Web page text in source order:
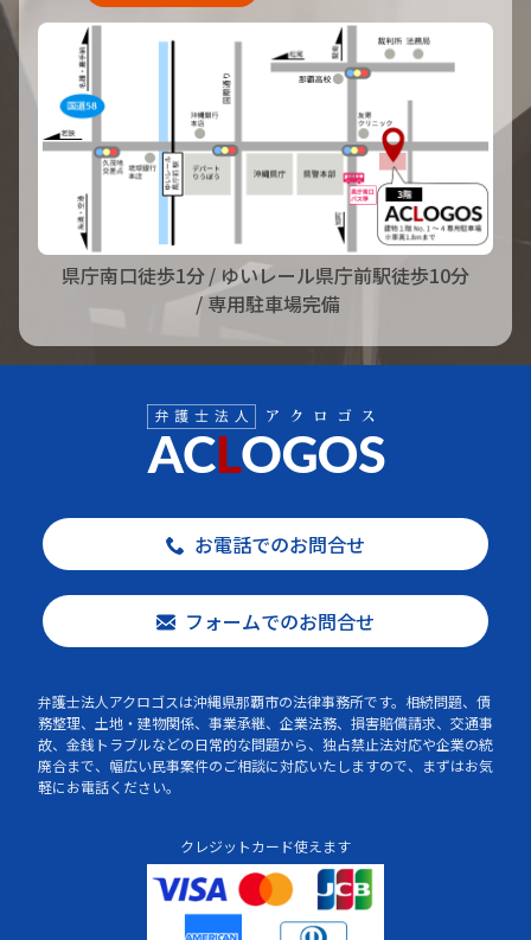
県庁南口徒歩1分/ ゆいレール県庁前駅徒歩10分
/ 専用駐車場完備
お電話でのお問合せ
フォームでのお問合せ
弁護士法人アクロゴスは沖縄県那覇市の法律事務所です。相続問題、債
務整理、土地・建物関係、事業承継、企業法務、損害賠償請求、交通事
故、金銭トラブルなどの日常的な問題から、独占禁止法対応や企業の統
廃合まで、幅広い民事案件のご相談に対応いたしますので、まずはお気
軽にお電話ください。
クレジットカード使えます